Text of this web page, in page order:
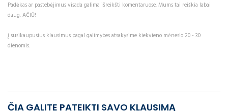
Padėkas ar pastebėjimus visada galima išreikšti komentaruose. Mums tai reiškia labai
daug. AČIŪ!
Į susikaupusius klausimus pagal galimybes atsakysime kiekvieno mėnesio 20 - 30
dienomis.
ČIA GALITE PATEIKTI SAVO KLAUSIMĄ